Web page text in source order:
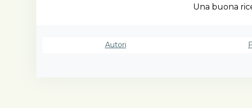
Una buona
adottare una
Autori